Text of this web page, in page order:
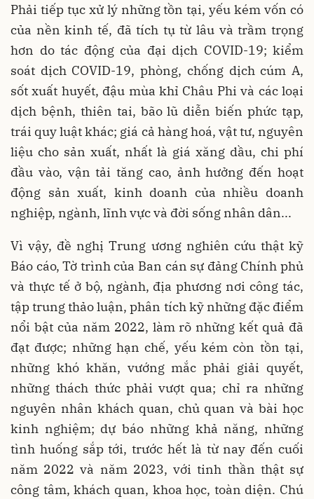
Phải tiếp tục xử lý những tồn tại, yếu kém vốn có
của nền kinh tế, đã tích tụ từ lâu và trầm trọng
hơn do tác động của đại dịch COVID-19; kiểm
soát dịch COVID-19, phòng, chống dịch cúm A,
sốt xuất huyết, đậu mùa khỉ Châu Phi và các loại
dịch bệnh, thiên tai, bão lũ diễn biến phức tạp,
trái quy luật khác; giá cả hàng hoá, vật tư, nguyên
liệu cho sản xuất, nhất là giá xăng dầu, chi phí
đầu vào, vận tải tăng cao, ảnh hưởng đến hoạt
động sản xuất, kinh doanh của nhiều doanh
nghiệp, ngành, lĩnh vực và đời sống nhân dân...
Vì vậy, đề nghị Trung ương nghiên cứu thật kỹ
Báo cáo, Tờ trình của Ban cán sự đảng Chính phủ
và thực tế ở bộ, ngành, địa phương nơi công tác,
tập trung thảo luận, phân tích kỹ những đặc điểm
nổi bật của năm 2022, làm rõ những kết quả đã
đạt được; những hạn chế, yếu kém còn tồn tại,
những khó khăn, vướng mắc phải giải quyết,
những thách thức phải vượt qua; chỉ ra những
nguyên nhân khách quan, chủ quan và bài học
kinh nghiệm; dự báo những khả năng, những
tình huống sắp tới, trước hết là từ nay đến cuối
năm 2022 và năm 2023, với tinh thần thật sự
công tâm, khách quan, khoa học, toàn diện. Chú